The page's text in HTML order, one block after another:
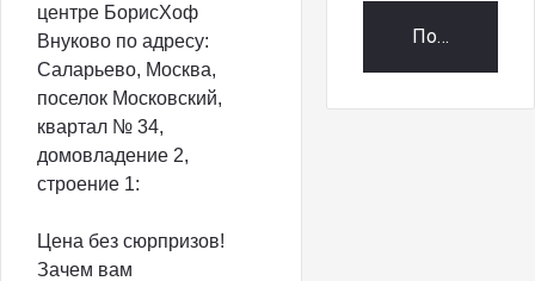
центре БорисХоф
Внуково по адресу:
Саларьево, Москва,
поселок Московский,
квартал № 34,
домовладение 2,
строение 1:
Цена без сюрпризов!
Зачем вам
Получить